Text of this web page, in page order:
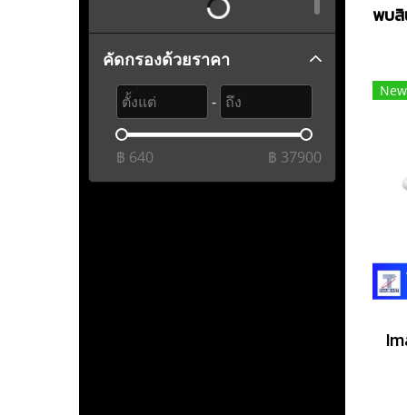
พบสิ
New
คัดกรองด้วยราคา
-
฿ 640 ฿ 37900